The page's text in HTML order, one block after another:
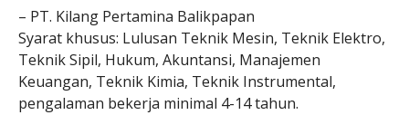
– PT. Kilang Pertamina Balikpapan
Syarat khusus: Lulusan Teknik Mesin, Teknik Elektro,
Teknik Sipil, Hukum, Akuntansi, Manajemen
Keuangan, Teknik Kimia, Teknik Instrumental,
pengalaman bekerja minimal 4-14 tahun.